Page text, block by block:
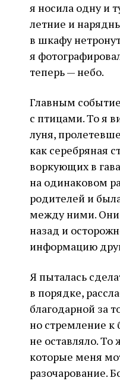
я носила одну и
летние и
в шкафу
я
теперь — небо.
Главным
с птицами. То я
луня,
как серебряная
воркующих в
на одинаковом
родителей и
между ними. Они
назад и
информацию
Я пыталась
в порядке,
благодарной за
но стремление
не оставляло. То
которые меня
разочарование.